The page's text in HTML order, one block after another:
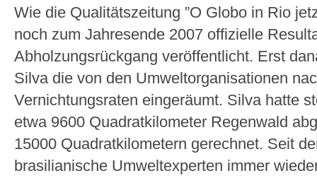
Wie die Qualitätszeitung ”O Globo in Rio
noch zum Jahresende 2007 offizielle
Abholzungsrückgang veröffentlicht. Erst
Silva die von den Umweltorganisationen
Vernichtungsraten eingeräumt. Silva hatte
etwa 9600 Quadratkilometer Regenwald
15000 Quadratkilometern gerechnet. Seit
brasilianische Umweltexperten immer